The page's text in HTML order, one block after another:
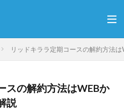
リッドキララ定期コースの解約方法
スの解約方法はWEBか
説